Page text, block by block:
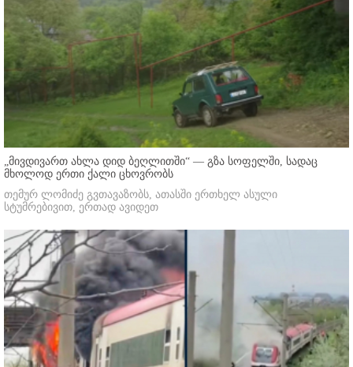
„მივდივართ ახლა დიდ ბეღლითში“ — გზა სოფელში, სადაც
მხოლოდ ერთი ქალი ცხოვრობს
თემურ ლომიძე გვთავაზობს, ათასში ერთხელ ასული
სტუმრებივით, ერთად ავიდეთ